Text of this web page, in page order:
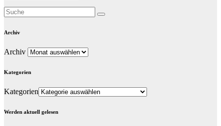
Archiv
Archiv
Kategorien
Kategorien
Werden aktuell gelesen